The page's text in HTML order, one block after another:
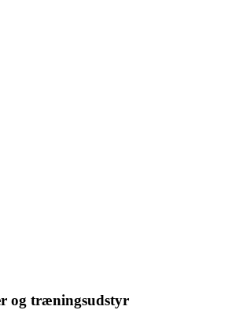
og træningsudstyr